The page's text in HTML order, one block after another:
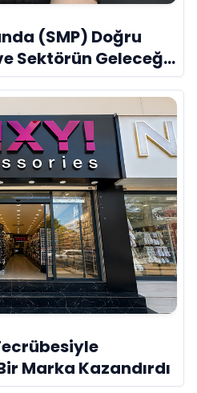
(SMP) Doğru
Sektörün Geleceği:
Röportaj
Marka Kazandırdı